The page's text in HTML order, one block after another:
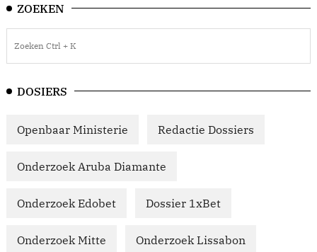
ZOEKEN
DOSIERS
Openbaar Ministerie Redactie Dossiers
Onderzoek Aruba Diamante
Onderzoek Edobet Dossier 1xBet
Onderzoek Mitte Onderzoek Lissabon